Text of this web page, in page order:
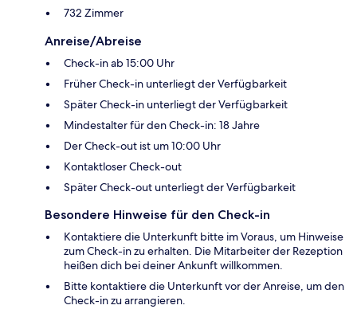
732 Zimmer
Anreise/Abreise
Check-in ab 15:00 Uhr
Früher Check-in unterliegt der Verfügbarkeit
Später Check-in unterliegt der Verfügbarkeit
Mindestalter für den Check-in: 18 Jahre
Der Check-out ist um 10:00 Uhr
Kontaktloser Check-out
Später Check-out unterliegt der Verfügbarkeit
Besondere Hinweise für den Check-in
Kontaktiere die Unterkunft bitte im Voraus, um Hinweise
zum Check-in zu erhalten. Die Mitarbeiter der Rezeption
heißen dich bei deiner Ankunft willkommen.
Bitte kontaktiere die Unterkunft vor der Anreise, um den
Check-in zu arrangieren.